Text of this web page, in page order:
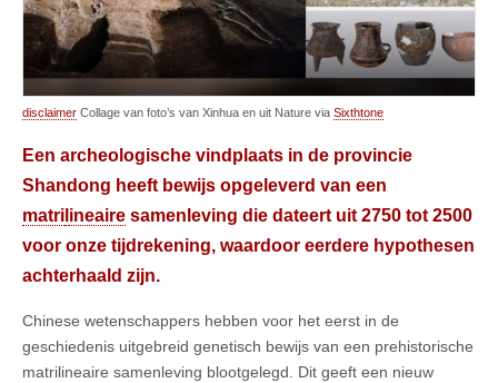
disclaimer Collage van foto’s van Xinhua en uit Nature via Sixthtone
Een archeologische vindplaats in de provincie
Shandong heeft bewijs opgeleverd van een
matrilineaire samenleving die dateert uit 2750 tot 2500
voor onze tijdrekening, waardoor eerdere hypothesen
achterhaald zijn.
Chinese wetenschappers hebben voor het eerst in de
geschiedenis uitgebreid genetisch bewijs van een prehistorische
matrilineaire samenleving blootgelegd. Dit geeft een nieuw